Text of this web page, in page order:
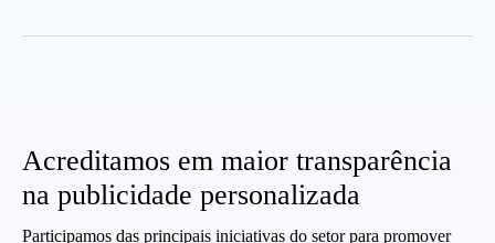
Acreditamos em maior transparência
na publicidade personalizada
Participamos das principais iniciativas do setor para promover